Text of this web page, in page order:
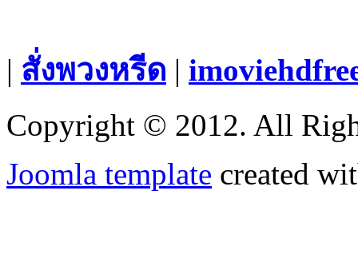
| สั่งพวงหรีด |
Copyright © 2012. All
Joomla template created